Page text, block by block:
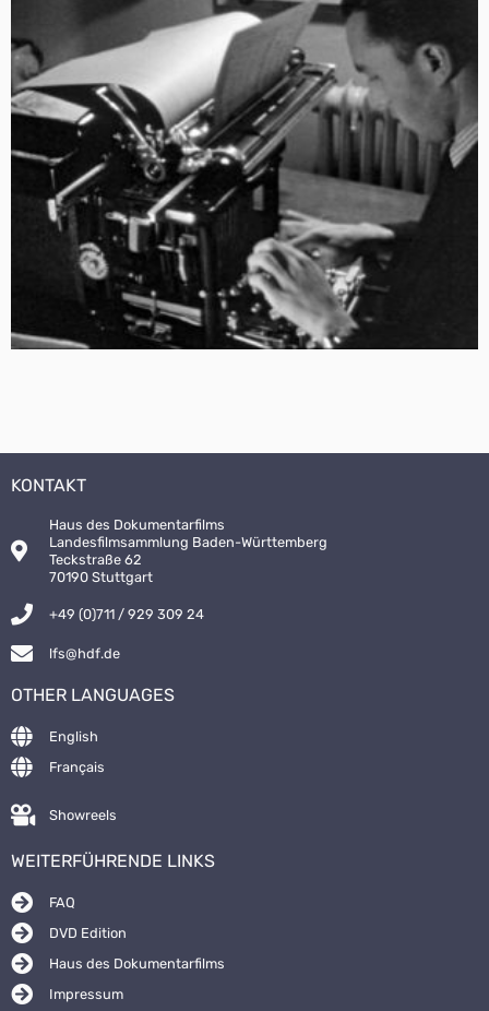
KONTAKT
Haus des Dokumentarfilms
Landesfilmsammlung Baden-Württemberg
Teckstraße 62
70190 Stuttgart
+49 (0)711 / 929 309 24
lfs@hdf.de
OTHER LANGUAGES
English
Français
Showreels
WEITERFÜHRENDE LINKS
FAQ
DVD Edition
Haus des Dokumentarfilms
Impressum